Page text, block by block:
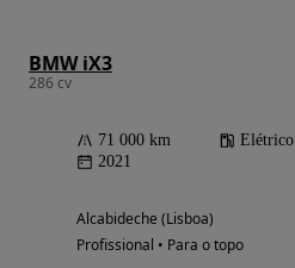
BMW iX3
286 cv
71 000 km Elétrico
2021
Alcabideche (Lisboa)
Profissional • Para o topo